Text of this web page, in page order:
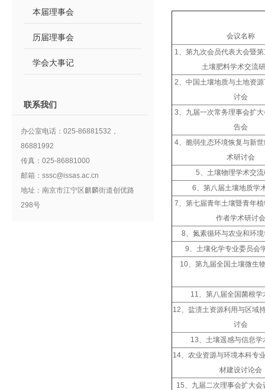
本届理事会
历届理事会
学会大事记
联系我们
办公室电话：025-86881532，
86881992
传真：025-86881000
邮箱：sssc@issas.ac.cn
地址：南京市江宁区麒麟街道创优路
298号
会议名称
1、第九次会员代表大会暨
土壤肥料学术交流
2、中国土壤地质与土地资
讨会
3、九届一次常务理事会扩
告会
4、脆弱生态环境恢复与新
术研讨会
5、土壤物理学术交
6、第八届土壤地质学
7、第七届青年土壤暨青年
作者学术研讨会
8、氮素循环与农业和环
9、土壤化学专业委员会
10、第九届全国土壤微生
11、第八届全国菌根学
12、盐渍土资源利用与区域
讨会
13、土壤遥感与信息学
14、农业资源与环境本科专
材建设讨论会
15、九届二次理事会扩大会